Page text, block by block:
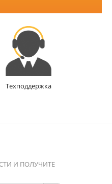
Техподдержка
И ПОЛУЧИТЕ